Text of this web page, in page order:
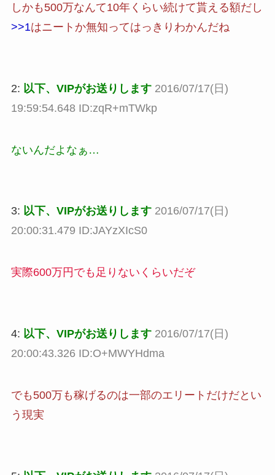
しかも500万なんて10年くらい続けて貰える額だし
>>1はニートか無知ってはっきりわかんだね
2: 以下、VIPがお送りします 2016/07/17(日)
19:59:54.648 ID:zqR+mTWkp
ないんだよなぁ…
3: 以下、VIPがお送りします 2016/07/17(日)
20:00:31.479 ID:JAYzXIcS0
実際600万円でも足りないくらいだぞ
4: 以下、VIPがお送りします 2016/07/17(日)
20:00:43.326 ID:O+MWYHdma
でも500万も稼げるのは一部のエリートだけだとい
う現実